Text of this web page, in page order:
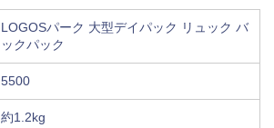
LOGOSパーク 大型デイパック リュック バ
ックパック
5500
約1.2kg